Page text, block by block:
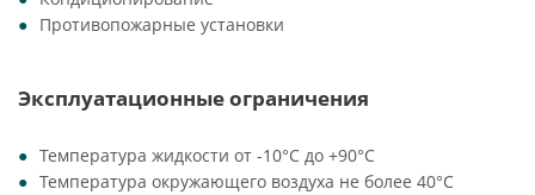
Противопожарные установки
Эксплуатационные ограничения
Температура жидкости от -10°C до +90°C
Температура окружающего воздуха не более 40°C